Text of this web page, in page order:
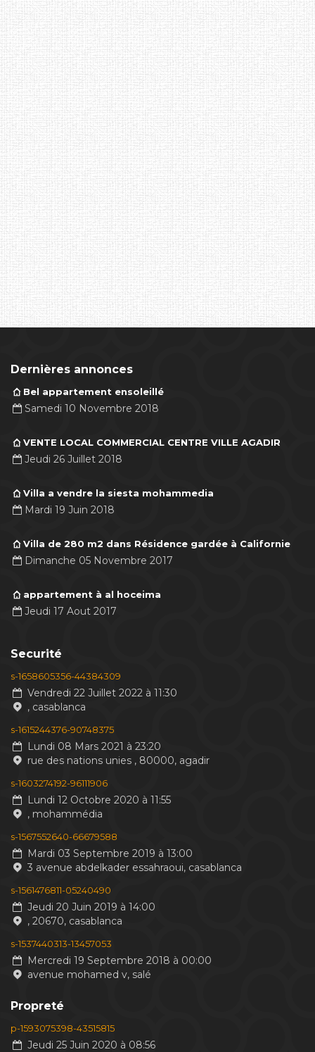
Dernières annonces
Bel appartement ensoleillé
Samedi 10 Novembre 2018
VENTE LOCAL COMMERCIAL CENTRE VILLE AGADIR
Jeudi 26 Juillet 2018
Villa a vendre la siesta mohammedia
Mardi 19 Juin 2018
Villa de 280 m2 dans Résidence gardée à Californie
Dimanche 05 Novembre 2017
appartement à al hoceima
Jeudi 17 Aout 2017
Securité
s-1658605356-44384309
Vendredi 22 Juillet 2022 à 11:30
, casablanca
s-1615244376-90748375
Lundi 08 Mars 2021 à 23:20
rue des nations unies , 80000, agadir
s-1603274192-96111906
Lundi 12 Octobre 2020 à 11:55
, mohammédia
s-1567552640-66679588
Mardi 03 Septembre 2019 à 13:00
3 avenue abdelkader essahraoui, casablanca
s-1561476811-05240490
Jeudi 20 Juin 2019 à 14:00
, 20670, casablanca
s-1537440313-13457053
Mercredi 19 Septembre 2018 à 00:00
avenue mohamed v, salé
Propreté
p-1593075398-43515815
Jeudi 25 Juin 2020 à 08:56